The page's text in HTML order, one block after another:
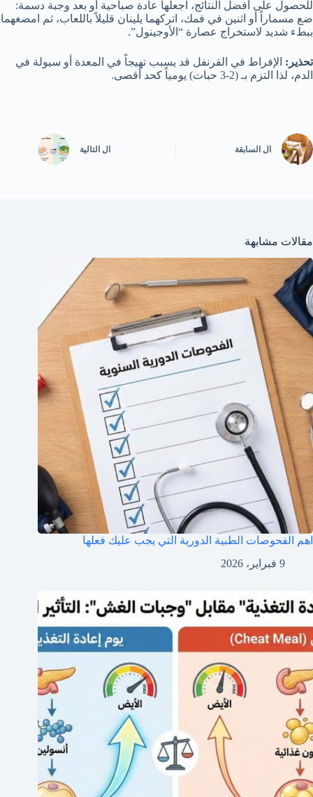
للحصول على أفضل النتائج، اجعلها عادة صباحية أو بعد وجبة دسمة:
ضع مسماراً أو اثنين في فمك، اتركهما يلينان قليلاً باللعاب، ثم امضغهما
ببطء شديد لاستخراج عصارة “الأوجينول”.
تحذير: الإفراط في القرنفل قد يسبب تهيجاً في المعدة أو سيولة في
الدم، لذا التزم بـ (2-3 حبات) يومياً كحد أقصى.
ال السابقة ال التالية
مقالات مشابهة
اهم الفحوصات الطبية الدورية التي يجب عليك فعلها
9 فبراير، 2026